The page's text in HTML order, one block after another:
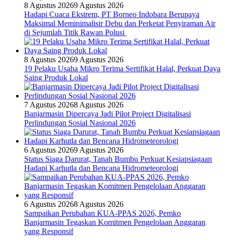
8 Agustus 20269 Agustus 2026
Hadapi Cuaca Ekstrem, PT Borneo Indobara Berupaya
Maksimal Meminimalisir Debu dan Perketat Penyiraman Air
di Sejumlah Titik Rawan Polusi
8 Agustus 20269 Agustus 2026
19 Pelaku Usaha Mikro Terima Sertifikat Halal, Perkuat Daya
Saing Produk Lokal
7 Agustus 20268 Agustus 2026
Banjarmasin Dipercaya Jadi Pilot Project Digitalisasi
Perlindungan Sosial Nasional 2026
6 Agustus 20269 Agustus 2026
Status Siaga Darurat, Tanah Bumbu Perkuat Kesiapsiagaan
Hadapi Karhutla dan Bencana Hidrometeorologi
6 Agustus 20268 Agustus 2026
Sampaikan Perubahan KUA-PPAS 2026, Pemko
Banjarmasin Tegaskan Komitmen Pengelolaan Anggaran
yang Responsif